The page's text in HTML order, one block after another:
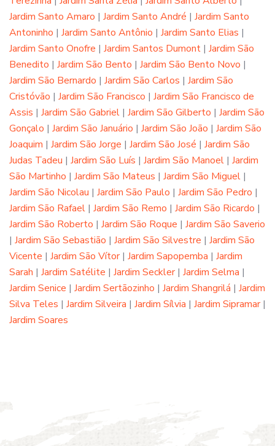
Jardim Santo Amaro | Jardim Santo André | Jardim Santo
Antoninho | Jardim Santo Antônio | Jardim Santo Elias |
Jardim Santo Onofre | Jardim Santos Dumont | Jardim São
Benedito | Jardim São Bento | Jardim São Bento Novo |
Jardim São Bernardo | Jardim São Carlos | Jardim São
Cristóvão | Jardim São Francisco | Jardim São Francisco de
Assis | Jardim São Gabriel | Jardim São Gilberto | Jardim São
Gonçalo | Jardim São Januário | Jardim São João | Jardim São
Joaquim | Jardim São Jorge | Jardim São José | Jardim São
Judas Tadeu | Jardim São Luís | Jardim São Manoel | Jardim
São Martinho | Jardim São Mateus | Jardim São Miguel |
Jardim São Nicolau | Jardim São Paulo | Jardim São Pedro |
Jardim São Rafael | Jardim São Remo | Jardim São Ricardo |
Jardim São Roberto | Jardim São Roque | Jardim São Saverio
| Jardim São Sebastião | Jardim São Silvestre | Jardim São
Vicente | Jardim São Vítor| Jardim Sapopemba | Jardim
Sarah | Jardim Satélite | Jardim Seckler| Jardim Selma |
Jardim Senice | Jardim Sertãozinho | Jardim Shangrilá | Jardim
Silva Teles | Jardim Silveira | Jardim Sílvia | Jardim Sipramar|
Jardim Soares